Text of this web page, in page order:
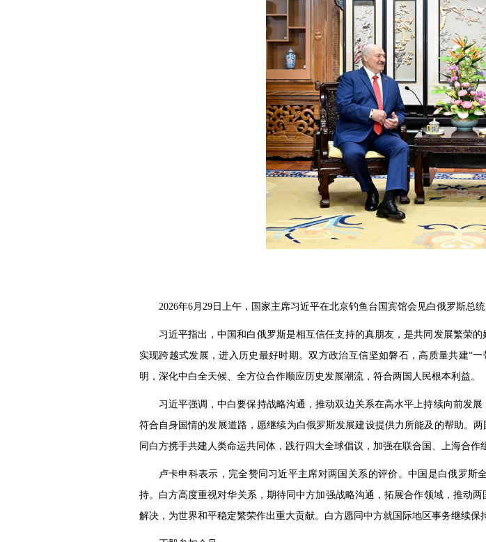
2026年6月29日上午，国家主席习近平在北京钓鱼台国宾馆会见白俄罗斯总统
习近平指出，中国和白俄罗斯是相互信任支持的真朋友，是共同发展繁荣
实现跨越式发展，进入历史最好时期。双方政治互信坚如磐石，高质量共建“
明，深化中白全天候、全方位合作顺应历史发展潮流，符合两国人民根本利益。
习近平强调，中白要保持战略沟通，推动双边关系在高水平上持续向前发
符合自身国情的发展道路，愿继续为白俄罗斯发展建设提供力所能及的帮助。
同白方携手共建人类命运共同体，践行四大全球倡议，加强在联合国、上海合
卢卡申科表示，完全赞同习近平主席对两国关系的评价。中国是白俄罗
持。白方高度重视对华关系，期待同中方加强战略沟通，拓展合作领域，推动
解决，为世界和平稳定繁荣作出重大贡献。白方愿同中方就国际地区事务继续保